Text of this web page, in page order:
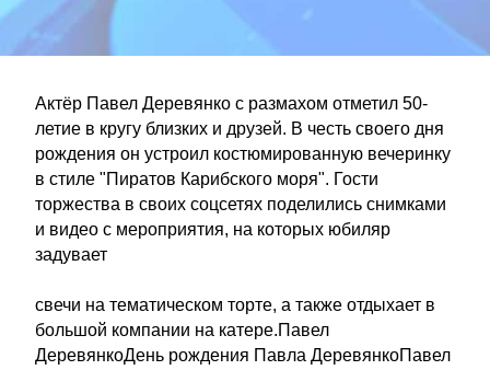
Актёр Павел Деревянко с размахом отметил 50-
летие в кругу близких и друзей. В честь своего дня
рождения он устроил костюмированную вечеринку
в стиле "Пиратов Карибского моря". Гости
торжества в своих соцсетях поделились снимками
и видео с мероприятия, на которых юбиляр
задувает
свечи на тематическом торте, а также отдыхает в
большой компании на катере.Павел
ДеревянкоДень рождения Павла ДеревянкоПавел
Контакт»